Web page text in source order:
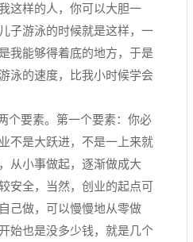
这样的人，你可以大胆一
子游泳的时候就是这样，一
我能够得着底的地方，于是
泳的速度，比我小时候学会
个要素。第一个要素：你必
不是大跃进，不是一上来就
从小事做起，逐渐做成大
安全，当然，创业的起点可
己做，可以慢慢地从零做
始也是没多少钱，就是几个